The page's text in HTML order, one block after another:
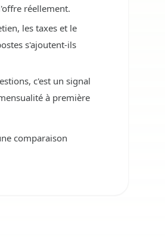
réellement.
les taxes et le
s'ajoutent-ils
c'est un signal
à première
comparaison